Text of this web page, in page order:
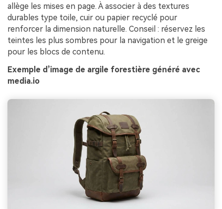
allège les mises en page. À associer à des textures
durables type toile, cuir ou papier recyclé pour
renforcer la dimension naturelle. Conseil : réservez les
teintes les plus sombres pour la navigation et le greige
pour les blocs de contenu.
Exemple d’image de argile forestière généré avec
media.io